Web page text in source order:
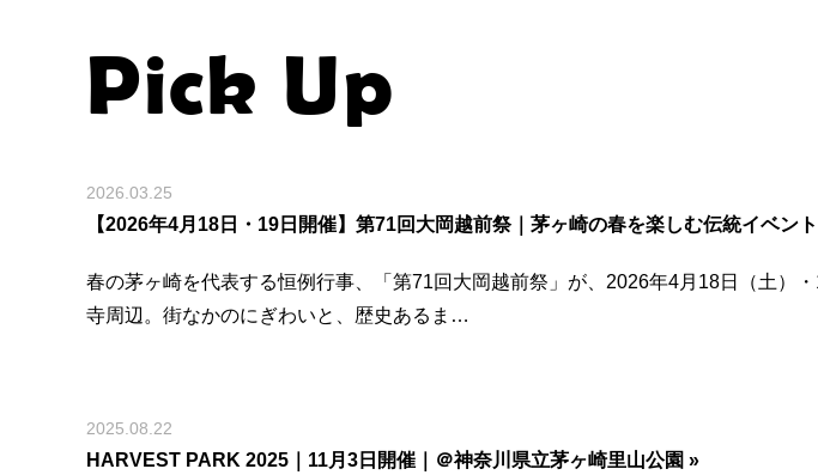
シ
ョPick Up
2026.03.25
【2026年4月18日・19日開催】第71回大岡越前祭｜茅ヶ崎の春を楽しむ伝統イベン
春の茅ヶ崎を代表する恒例行事、「第71回大岡越前祭」が、2026年4月18日（土）
寺周辺。街なかのにぎわいと、歴史あるま…
2025.08.22
HARVEST PARK 2025｜11月3日開催｜＠神奈川県立茅ヶ崎里山公園 »